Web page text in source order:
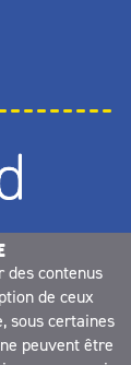
contenus
de ceux
sous certaines
peuvent être